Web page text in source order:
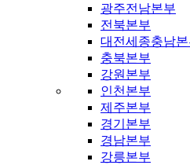
광주전남본부
전북본부
대전세종충남본
충북본부
강원본부
인천본부
제주본부
경기본부
경남본부
강릉본부